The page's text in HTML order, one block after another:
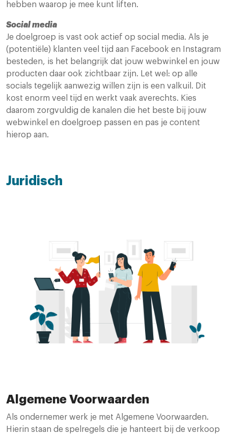
hebben waarop je mee kunt liften.
Social media
Je doelgroep is vast ook actief op social media. Als je
(potentiële) klanten veel tijd aan Facebook en Instagram
besteden, is het belangrijk dat jouw webwinkel en jouw
producten daar ook zichtbaar zijn. Let wel: op alle
socials tegelijk aanwezig willen zijn is een valkuil. Dit
kost enorm veel tijd en werkt vaak averechts. Kies
daarom zorgvuldig de kanalen die het beste bij jouw
webwinkel en doelgroep passen en pas je content
hierop aan.
Juridisch
Algemene Voorwaarden
Als ondernemer werk je met Algemene Voorwaarden.
Hierin staan de spelregels die je hanteert bij de verkoop